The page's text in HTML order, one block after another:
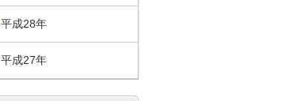
平成28年
平成27年